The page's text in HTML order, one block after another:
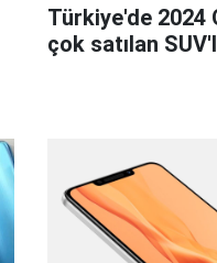
Türkiye'de 2024
çok satılan